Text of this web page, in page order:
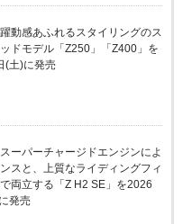
躍動感あふれるスタイリングのス
ドモデル「Z250」「Z400」を
(土)に発売
スーパーチャージドエンジンによ
スと、上質なライディングフィ
両立する「Z H2 SE」を2026
発売